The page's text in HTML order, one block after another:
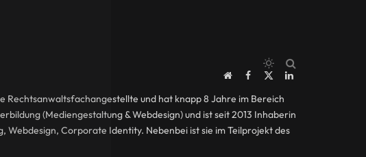
WebsiteFacebook LinkedIn
Rechtsanwaltsfachangestellte und hat knapp 8 Jahre im Bereich
(Mediengestaltung & Webdesign) und ist seit 2013 Inhaberin
Corporate Identity. Nebenbei ist sie im Teilprojekt des